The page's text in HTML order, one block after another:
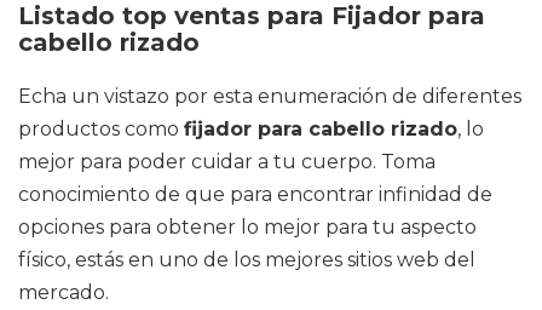
Listado top ventas para Fijador para
cabello rizado
Echa un vistazo por esta enumeración de diferentes
productos como fijador para cabello rizado, lo
mejor para poder cuidar a tu cuerpo. Toma
conocimiento de que para encontrar infinidad de
opciones para obtener lo mejor para tu aspecto
físico, estás en uno de los mejores sitios web del
mercado.